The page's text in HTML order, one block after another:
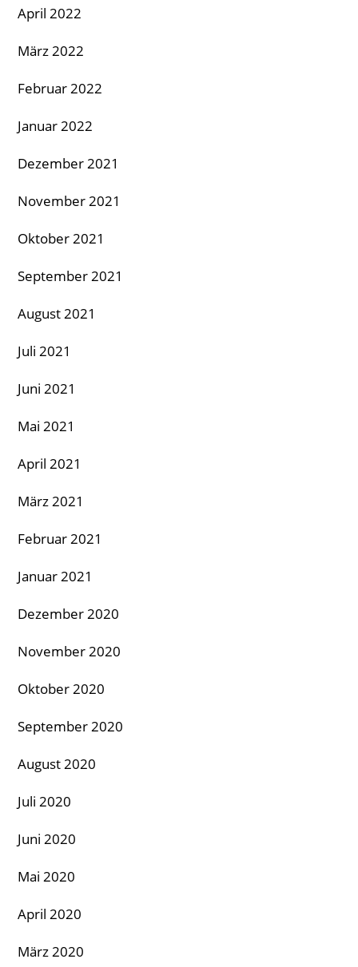
April 2022
März 2022
Februar 2022
Januar 2022
Dezember 2021
November 2021
Oktober 2021
September 2021
August 2021
Juli 2021
Juni 2021
Mai 2021
April 2021
März 2021
Februar 2021
Januar 2021
Dezember 2020
November 2020
Oktober 2020
September 2020
August 2020
Juli 2020
Juni 2020
Mai 2020
April 2020
März 2020